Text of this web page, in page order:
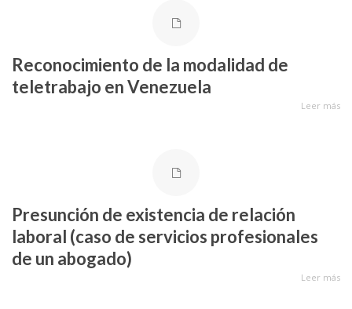
Reconocimiento de la modalidad de
teletrabajo en Venezuela
Leer más
Presunción de existencia de relación
laboral (caso de servicios profesionales
de un abogado)
Leer más